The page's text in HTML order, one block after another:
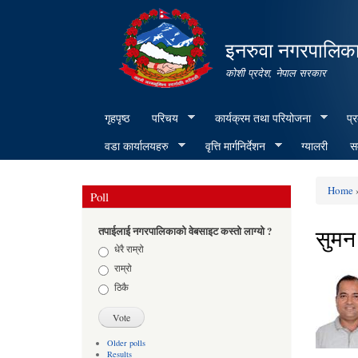
इनरुवा
कोशी प्रदेश, नेपाल सरकार
गृहपृष्ठ परिचय कार्यक्रम तथा परियोजना
वडा कार्यालयहरु
वृत्ति मार्गनिर्देशन ग्यालरी
Poll
तपाईलाई नगरपालिकाको वेबसाइट कस्तो लाग्यो ?
Choicesधेरै राम्रो
राम्रो
ठिकै
Older polls
Results
Home
सुमन